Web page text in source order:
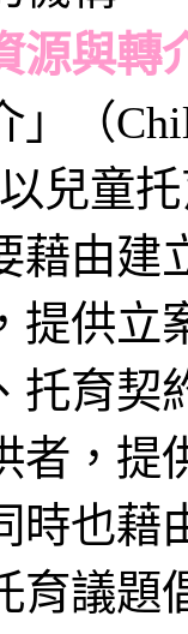
源與轉
」（
兒童
藉由建
提供立
托育
者，提
時也藉
育議題